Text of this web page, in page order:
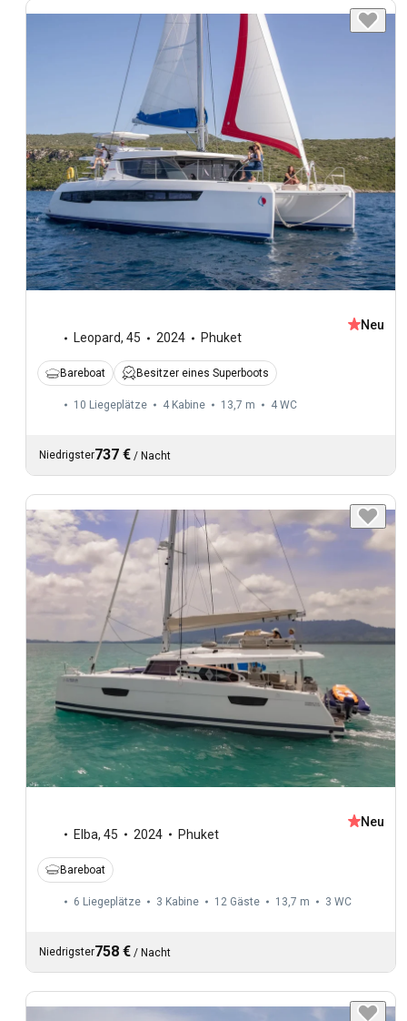
Leopard, 45 2024 Phuket
Neu
Bareboat Besitzer eines Superboots
10 Liegeplätze 4 Kabine 13,7 m 4 WC
Niedrigster737 € / Nacht
Elba, 45 2024 Phuket
Neu
Bareboat
6 Liegeplätze 3 Kabine 12 Gäste 13,7 m 3 WC
Niedrigster758 € / Nacht